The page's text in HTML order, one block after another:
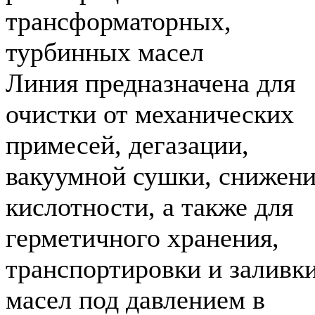
трансформаторных,
турбинных масел
Линия предназначена для
очистки от механических
примесей, дегазации,
вакуумной сушки,
кислотности, а также для
герметичного хранения,
транспортировки и
масел под давлением в